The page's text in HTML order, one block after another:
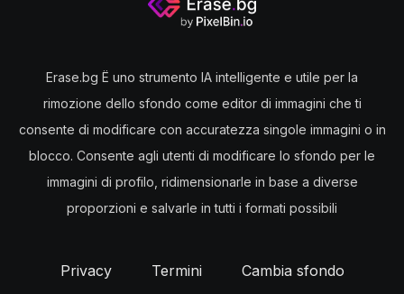
Clicca poi suDownload
líimmagine.
Erase.bg Ë uno strumento IA intelligente e utile per la
rimozione dello sfondo come editor di immagini che ti
consente di modificare con accuratezza singole immagini o in
blocco. Consente agli utenti di modificare lo sfondo per le
immagini di profilo, ridimensionarle in base a diverse
proporzioni e salvarle in tutti i formati possibili
Privacy Termini Cambia sfondo